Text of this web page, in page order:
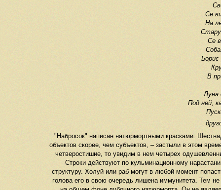
Се
На
Се
Борис
В
Луна
Под ней,
"Набросок" написан натюрмортными красками.
объектов скорее, чем субъектов, – застыли в этом
четверостишие, то увидим в нем четырех
Строки действуют по кульминационному
структуру. Холуй или раб могут в любой момент
голова его в свою очередь лишена иммунитета. Тем